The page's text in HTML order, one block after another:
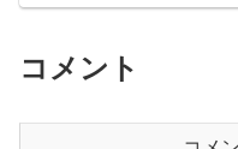
コメント